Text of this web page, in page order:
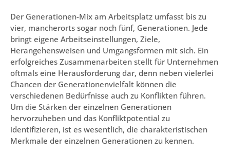
Der Generationen-Mix am Arbeitsplatz umfasst bis zu
vier, mancherorts sogar noch fünf, Generationen. Jede
bringt eigene Arbeitseinstellungen, Ziele,
Herangehensweisen und Umgangsformen mit sich. Ein
erfolgreiches Zusammenarbeiten stellt für Unternehmen
oftmals eine Herausforderung dar, denn neben vielerlei
Chancen der Generationenvielfalt können die
verschiedenen Bedürfnisse auch zu Konflikten führen.
Um die Stärken der einzelnen Generationen
hervorzuheben und das Konfliktpotential zu
identifizieren, ist es wesentlich, die charakteristischen
Merkmale der einzelnen Generationen zu kennen.